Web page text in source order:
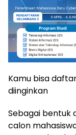
Kamu bisa
diinginkan
Sebagai bentuk
calon